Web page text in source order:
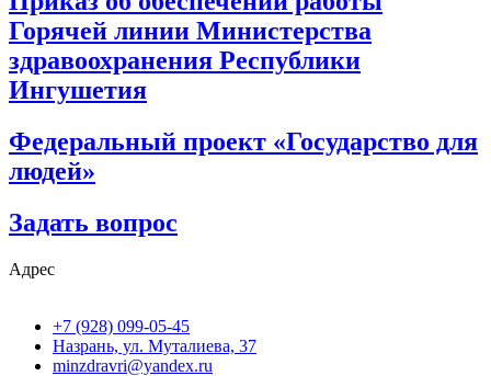
Горячей линии Министерства
здравоохранения Республики
Ингушетия
Федеральный проект «Государство для
людей»
Задать вопрос
Адрес
+7 (928) 099-05-45
Назрань, ул. Муталиева, 37
minzdravri@yandex.ru